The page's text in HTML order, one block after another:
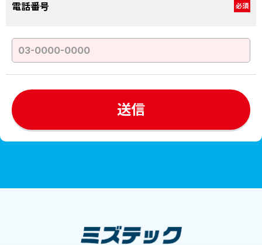
電話番号 必須